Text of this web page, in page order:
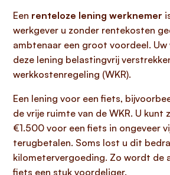
Een renteloze lening werknemer
werkgever u zonder rentekosten
ambtenaar een groot voordeel. Uw
deze lening belastingvrij
werkkostenregeling (WKR).
Een lening voor een fiets,
de vrije ruimte van de WKR. U kunt
€1.500 voor een fiets in ongeveer
terugbetalen. Soms lost u dit
kilometervergoeding. Zo wordt de
fiets een stuk voordeliger.